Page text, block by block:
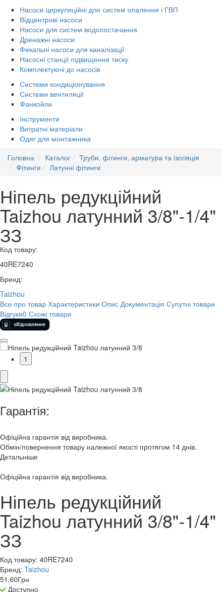
Насоси циркуляційні для систем опалення і ГВП
Відцентрові насоси
Насоси для систем водопостачання
Дренажні насоси
Фекальні насоси для каналізації
Насосні станції підвищення тиску
Комплектуючі до насосів
Системи кондиціонування
Системи вентиляції
Фанкойли
Інструменти
Витратні матеріали
Одяг для монтажника
Головна
Каталог
Труби, фітинги, арматура та ізоляція
Фітинги
Латунні фітинги
Ніпель редукційний
Taizhou латунний 3/8"-1/4"
ЗЗ
Код товару:
40RE7240
Бренд:
Taizhou
Все про товар Характеристики Опис Документація Супутні товари
Відгуки0 Схожі товари
1
Гарантія:
Офіційна гарантія від виробника.
Обмін/повернення товару належної якості протягом 14 днів.
Детальніше
Офіційна гарантія від виробника.
Ніпель редукційний
Taizhou латунний 3/8"-1/4"
ЗЗ
Код товару: 40RE7240
Бренд: Taizhou
51,60Грн
Доступно